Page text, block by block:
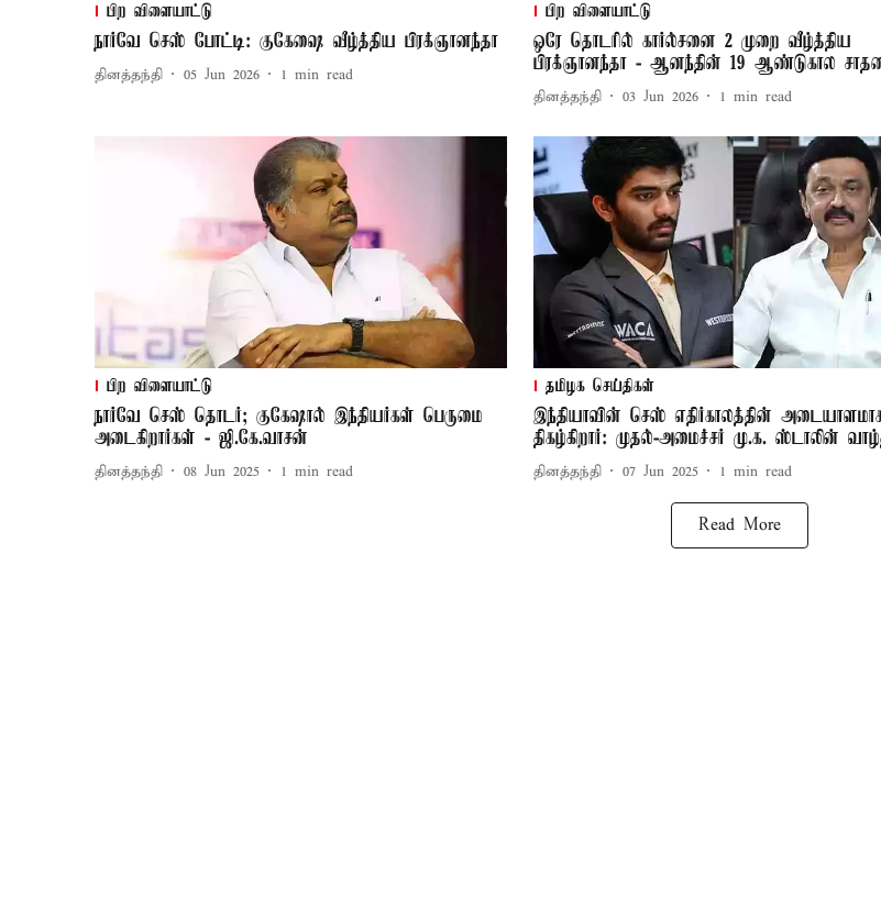
பிற விளையாட்டு
நார்வே செஸ் போட்டி: குகேஷை வீழ்த்திய பிரக்ஞானந்தா
தினத்தந்தி 05 Jun 2026 1 min read
பிற விளையாட்டு
ஒரே தொடரில் கார்ல்சனை 2 முறை வீழ்த்திய
பிரக்ஞானந்தா - ஆனந்தின் 19 ஆண்டுகால
தினத்தந்தி 03 Jun 2026 1 min read
பிற விளையாட்டு
நார்வே செஸ் தொடர்; குகேஷால் இந்தியர்கள் பெருமை
அடைகிறார்கள் - ஜி.கே.வாசன்
தினத்தந்தி 08 Jun 2025 1 min read
தமிழக செய்திகள்
இந்தியாவின் செஸ் எதிர்காலத்தின்
திகழ்கிறார்: முதல்-அமைச்சர் மு.க. ஸ்டாலின்
தினத்தந்தி 07 Jun 2025 1 min read
Read More